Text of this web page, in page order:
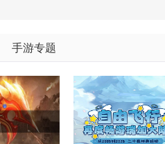
手游专题